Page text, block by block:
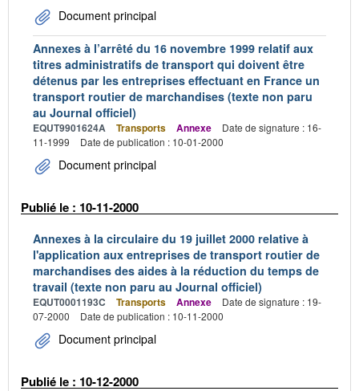
Document principal
Annexes à l’arrêté du 16 novembre 1999 relatif aux
titres administratifs de transport qui doivent être
détenus par les entreprises effectuant en France un
transport routier de marchandises (texte non paru
au Journal officiel)
EQUT9901624A Transports Annexe
Date de signature : 16-
11-1999
Date de publication : 10-01-2000
Document principal
Publié le : 10-11-2000
Annexes à la circulaire du 19 juillet 2000 relative à
l'application aux entreprises de transport routier de
marchandises des aides à la réduction du temps de
travail (texte non paru au Journal officiel)
EQUT0001193C Transports Annexe
Date de signature : 19-
07-2000
Date de publication : 10-11-2000
Document principal
Publié le : 10-12-2000